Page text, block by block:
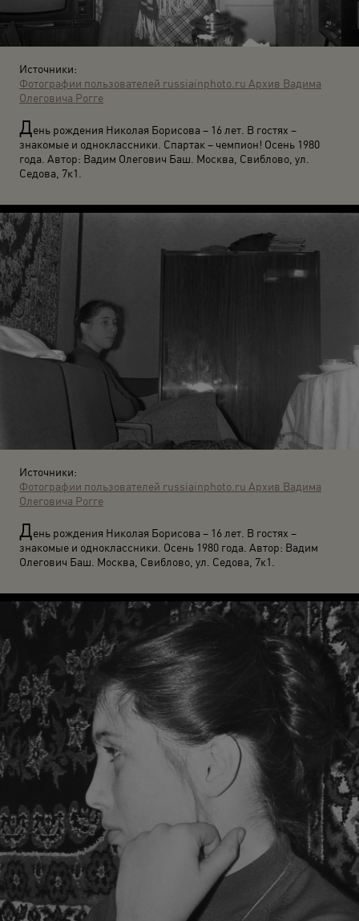
Источники:
Фотографии пользователей russiainphoto.ru Архив Вадима
Олеговича Рогге
День рождения Николая Борисова – 16 лет. В гостях –
знакомые и одноклассники. Спартак – чемпион! Осень 1980
года. Автор: Вадим Олегович Баш. Москва, Свиблово, ул.
Седова, 7к1.
Источники:
Фотографии пользователей russiainphoto.ru Архив Вадима
Олеговича Рогге
День рождения Николая Борисова – 16 лет. В гостях –
знакомые и одноклассники. Осень 1980 года. Автор: Вадим
Олегович Баш. Москва, Свиблово, ул. Седова, 7к1.